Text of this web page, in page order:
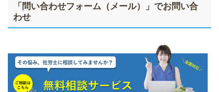
「問い合わせフォーム（メール）」でお問い合
わせ